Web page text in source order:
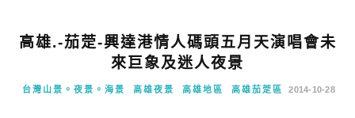
高雄.-茄萣-興達港情人碼頭五月天演唱會未
來巨象及迷人夜景
台灣山景。夜景。海景 高雄夜景 高雄地區 高雄茄萣區 2014-10-28